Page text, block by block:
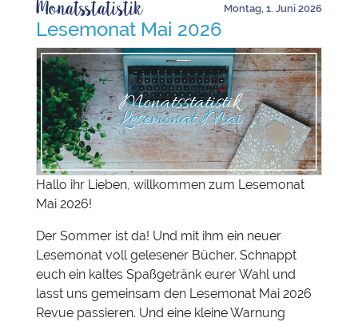
Montag, 1. Juni 2026
Monatsstatistik
Lesemonat Mai 2026
Hallo ihr Lieben, willkommen zum Lesemonat
Mai 2026!
Der Sommer ist da! Und mit ihm ein neuer
Lesemonat voll gelesener Bücher. Schnappt
euch ein kaltes Spaßgetränk eurer Wahl und
lasst uns gemeinsam den Lesemonat Mai 2026
Revue passieren. Und eine kleine Warnung